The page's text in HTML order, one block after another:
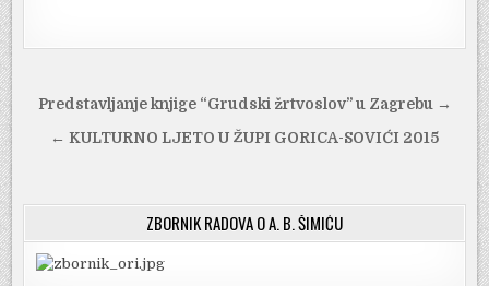
Navigacija
objava
Predstavljanje knjige “Grudski žrtvoslov” u Zagrebu →
← KULTURNO LJETO U ŽUPI GORICA-SOVIĆI 2015
ZBORNIK RADOVA O A. B. ŠIMIĆU